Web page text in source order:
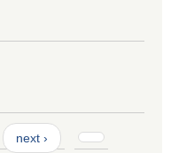
next ›